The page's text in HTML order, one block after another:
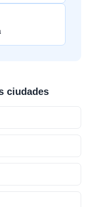
ciudades